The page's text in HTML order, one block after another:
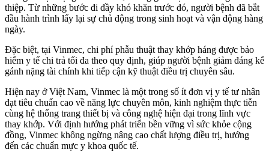
thiệp. Từ những bước đi đầy khó khăn trước đó, người bệnh đã bắt
đầu hành trình lấy lại sự chủ động trong sinh hoạt và vận động hàng
ngày.
Đặc biệt, tại Vinmec, chi phí phẫu thuật thay khớp háng được bảo
hiểm y tế chi trả tối đa theo quy định, giúp người bệnh giảm đáng kể
gánh nặng tài chính khi tiếp cận kỹ thuật điều trị chuyên sâu.
Hiện nay ở Việt Nam, Vinmec là một trong số ít đơn vị y tế tư nhân
đạt tiêu chuẩn cao về năng lực chuyên môn, kinh nghiệm thực tiễn
cùng hệ thống trang thiết bị và công nghệ hiện đại trong lĩnh vực
thay khớp. Với định hướng phát triển bền vững vì sức khỏe cộng
đồng, Vinmec không ngừng nâng cao chất lượng điều trị, hướng
đến các chuẩn mực y khoa quốc tế.